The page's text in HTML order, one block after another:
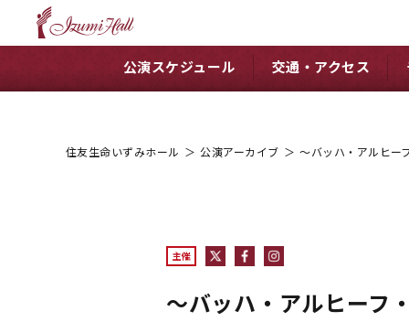
公演スケジュール 交通・アクセス
住友生命いずみホール ＞ 公演アーカイブ ＞ ～バッハ・アルヒー
主催
～バッハ・アルヒーフ